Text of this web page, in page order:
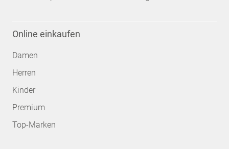
Online einkaufen
Damen
Herren
Kinder
Premium
Top-Marken